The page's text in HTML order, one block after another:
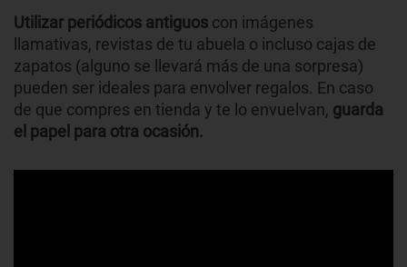
Utilizar periódicos antiguos con imágenes
llamativas, revistas de tu abuela o incluso cajas de
zapatos (alguno se llevará más de una sorpresa)
pueden ser ideales para envolver regalos. En caso
de que compres en tienda y te lo envuelvan, guarda
el papel para otra ocasión.